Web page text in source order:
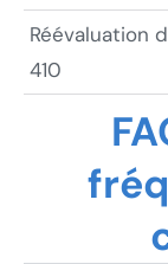
Réévaluation
410